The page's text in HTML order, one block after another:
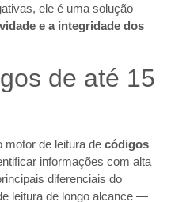
ele é uma solução
e a integridade dos
de até 15
de leitura de códigos
informações com alta
diferenciais do
leitura de longo alcance —